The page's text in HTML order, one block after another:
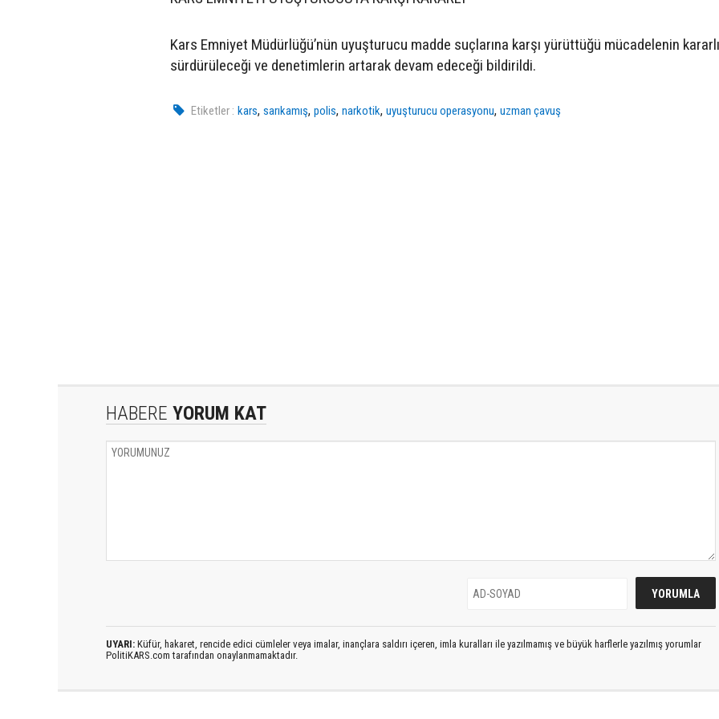
Kars Emniyet Müdürlüğü’nün uyuşturucu madde suçlarına karşı yürüttüğü mücadelenin
sürdürüleceği ve denetimlerin artarak devam edeceği bildirildi.
Etiketler : kars,sarıkamış,polis,narkotik,uyuşturucu operasyonu,uzman çavuş
HABERE YORUM KAT
UYARI: Küfür, hakaret, rencide edici cümleler veya imalar, inançlara saldırı içeren, imla kuralları ile yazılmamış ve büyük harflerle yazılmış yorumlar
PolitiKARS.com tarafından onaylanmamaktadır.